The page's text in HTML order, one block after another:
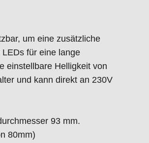
um eine zusätzliche
für eine lange
einstellbare Helligkeit von
und kann direkt an 230V
93 mm.
80mm)